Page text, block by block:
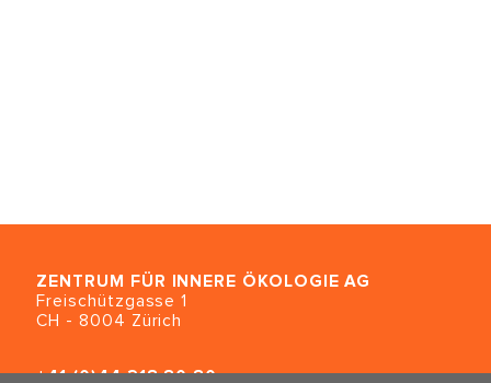
ZENTRUM FÜR INNERE ÖKOLOGIE AG
Freischützgasse 1
CH - 8004 Zürich
+41 (0)44 218 80 80